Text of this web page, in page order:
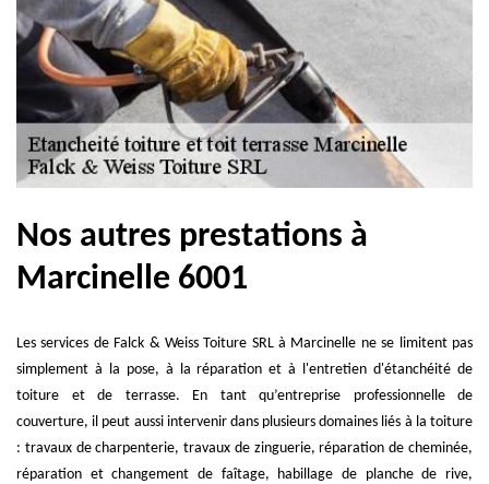
Nos autres prestations à
Marcinelle 6001
Les services de Falck & Weiss Toiture SRL à Marcinelle ne se limitent pas
simplement à la pose, à la réparation et à l'entretien d'étanchéité de
toiture et de terrasse. En tant qu’entreprise professionnelle de
couverture, il peut aussi intervenir dans plusieurs domaines liés à la toiture
: travaux de charpenterie, travaux de zinguerie, réparation de cheminée,
réparation et changement de faîtage, habillage de planche de rive,